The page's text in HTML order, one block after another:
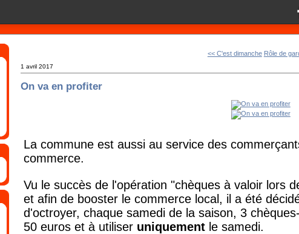
<< C'est dimanche Rôle de
1 avril 2017
On va en profiter
La commune est aussi au service des
commerce.
Vu le succès de l'opération "chèques à valoir lors
et afin de booster le commerce local, il a été
d'octroyer, chaque samedi de la saison, 3
50 euros et à utiliser uniquement le samedi.